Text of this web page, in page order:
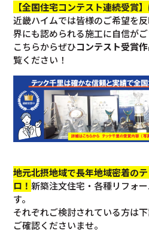
【全国住宅コンテスト連続受賞
近畿ハイムでは皆様のご希望を
界にも認められる施工に自信がご
こちらからぜひコンテスト受賞
覧ください！
地元北摂地域で長年地域密着の
ロ！新築注文住宅・各種リフォ
す。
それぞれご検討されている方は
ご確認くださいませ。